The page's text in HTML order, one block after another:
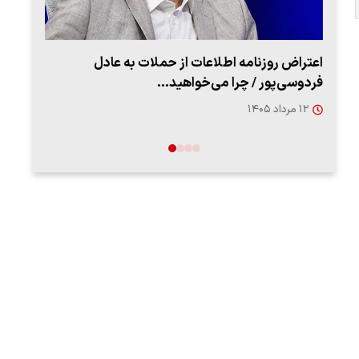
اعتراض روزنامه اطلاعات از حملات به عادل
فردوسی‌پور / چرا می‌خواهید…
۱۲ مرداد ۱۴۰۵